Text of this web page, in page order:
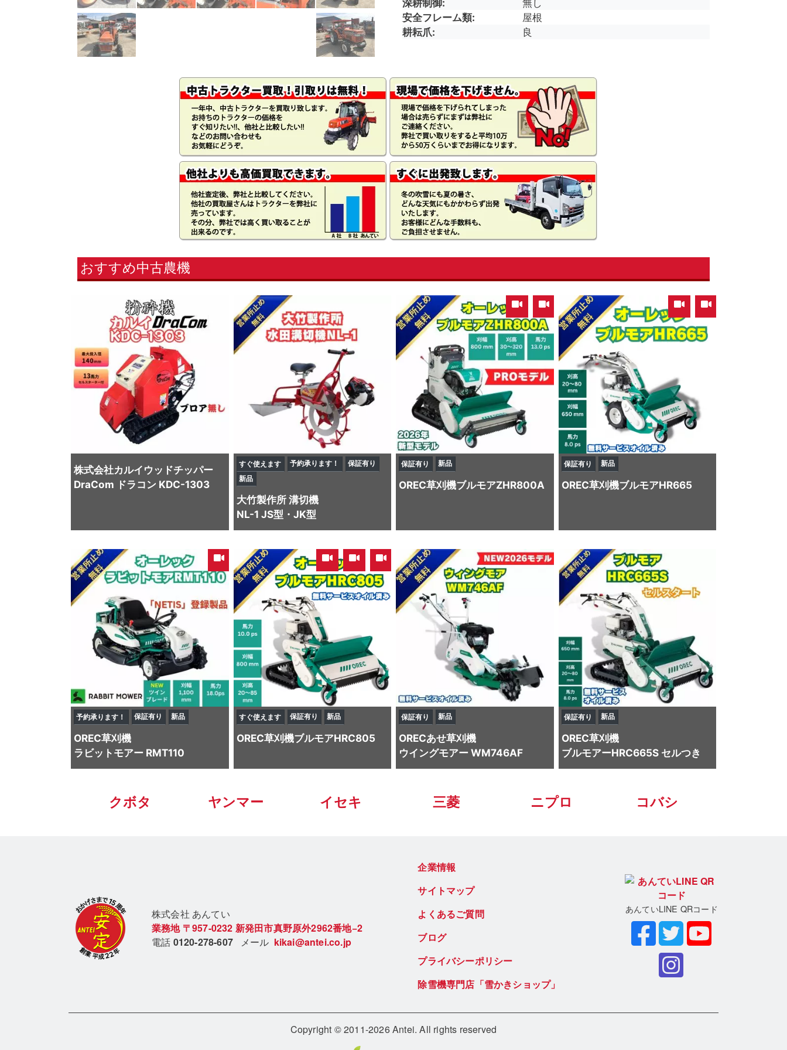
深耕制御
無し
安全フレーム類
屋根
耕耘爪
良
おすすめ中古農機
株式会社カルイウッドチッパー
DraCom ドラコン KDC-1303
すぐ使えます 予約承ります！
保証有り
新品
大竹製作所溝切機
NL-1 JS型・JK型
保証有り 新品
OREC草刈機ブルモアZHR800A
保証有り 新品
OREC草刈機ブルモアHR665
予約承ります！ 保証有り 新品
OREC草刈機
ラビットモアー RMT110
,
すぐ使えます 保証有り 新品
OREC草刈機ブルモアHRC805
保証有り 新品
ORECあせ草刈機
ウイングモアー WM746AF
保証有り 新品
OREC草刈機
ブルモアーHRC665S セルつき
クボタ ヤンマー イセキ 三菱 ニプロ コバシ
株式会社 あんてい
業務地 〒957-0232 新発田市真野原外2962番地−2
電話 0120-278-607 メール kikai@antei.co.jp
企業情報
サイトマップ
よくあるご質問
ブログ
プライバシーポリシー
除雪機専門店「雪かきショップ」
あんていLINE QRコード
Copyright © 2011-2026 Antei. All rights reserved